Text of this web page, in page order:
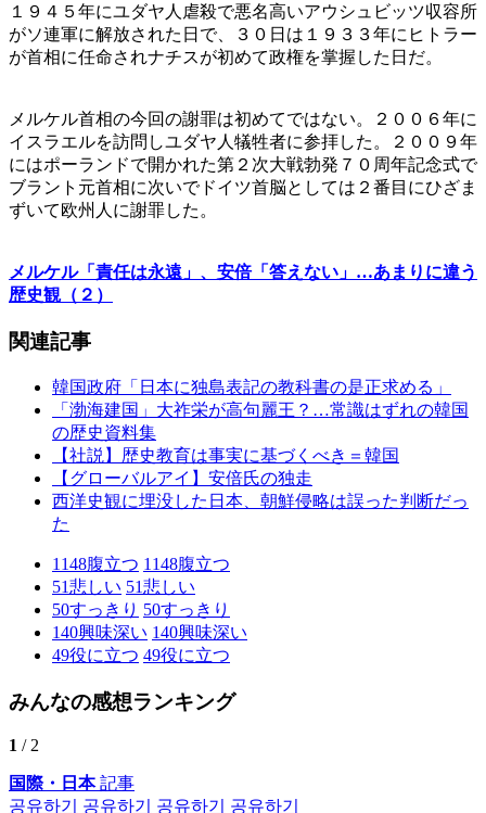
１９４５年にユダヤ人虐殺で悪名高いアウシュビッツ収容所
がソ連軍に解放された日で、３０日は１９３３年にヒトラー
が首相に任命されナチスが初めて政権を掌握した日だ。
メルケル首相の今回の謝罪は初めてではない。２００６年に
イスラエルを訪問しユダヤ人犠牲者に参拝した。２００９年
にはポーランドで開かれた第２次大戦勃発７０周年記念式で
ブラント元首相に次いでドイツ首脳としては２番目にひざま
ずいて欧州人に謝罪した。
メルケル「責任は永遠」、安倍「答えない」…あまりに違う
歴史観（２）
関連記事
韓国政府「日本に独島表記の教科書の是正求める」
「渤海建国」大祚栄が高句麗王？…常識はずれの韓国
の歴史資料集
【社説】歴史教育は事実に基づくべき＝韓国
【グローバルアイ】安倍氏の独走
西洋史観に埋没した日本、朝鮮侵略は誤った判断だっ
た
1148腹立つ 1148腹立つ
51悲しい 51悲しい
50すっきり 50すっきり
140興味深い 140興味深い
49役に立つ 49役に立つ
みんなの感想ランキング
1 / 2
国際・日本記事
공유하기
공유하기 공유하기 공유하기